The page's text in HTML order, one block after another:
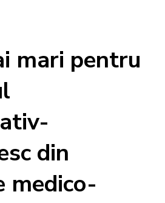
mari pentru
din